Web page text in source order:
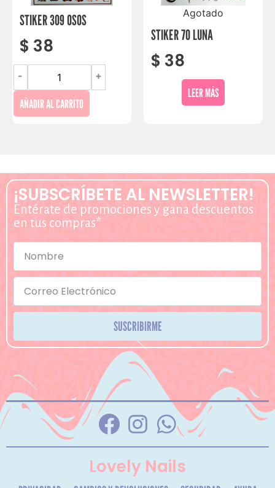
STIKER 309 OSOS
$ 38
- +
AÑADIR AL CARRITO
Agotado
STIKER 70 LUNA
$ 38
LEER MÁS
¡SUBSCRÍBETE AL NEWSLETTER!
Entérate de promociones y gana descuentos
en tus compras*
SUSCRIBIRME
Lovely Nails